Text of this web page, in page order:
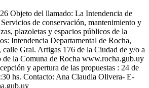
Objeto del llamado: La Intendencia de
de conservación, mantenimiento y
plazoletas y espacios públicos de la
Intendencia Departamental de Rocha,
Gral. Artigas 176 de la Ciudad de y/o a
de la Comuna de Rocha www.rocha.gub.uy
y apertura de las propuestas : 24 de
hs. Contacto: Ana Claudia Olivera- E-